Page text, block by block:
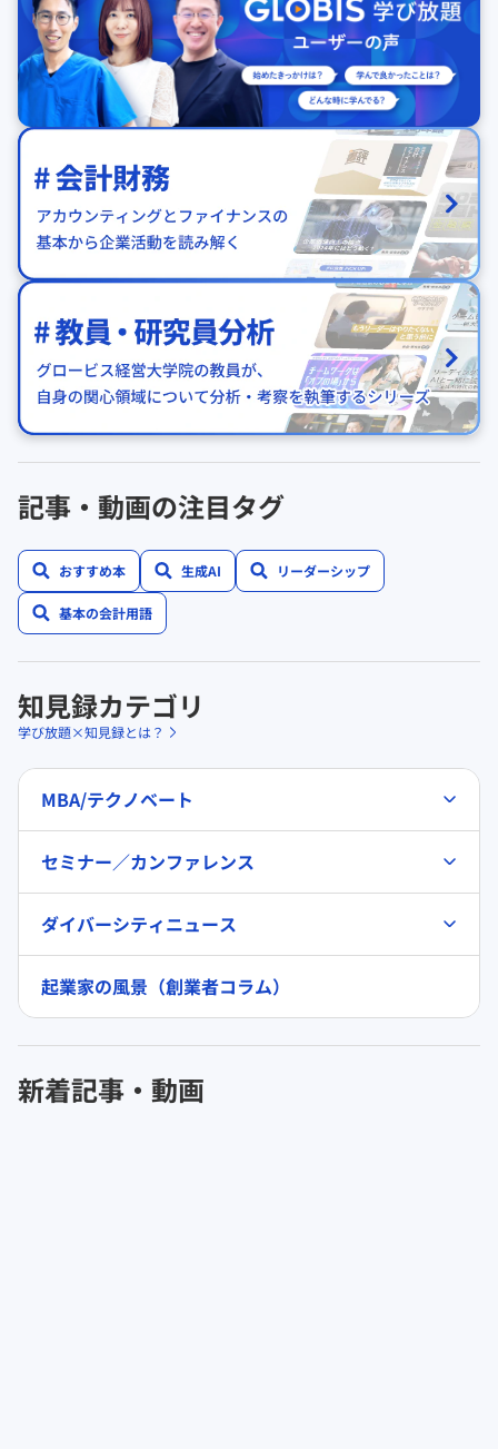
記事・動画の注目タグ
おすすめ本 生成AI リーダーシップ
基本の会計用語
知見録カテゴリ
学び放題×知見録とは？
MBA/テクノベート
セミナー／カンファレンス
ダイバーシティニュース
起業家の風景（創業者コラム）
新着記事・動画